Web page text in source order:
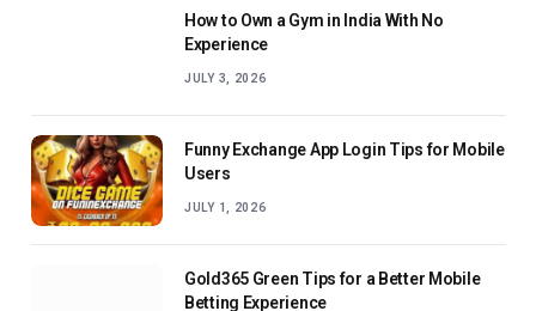
How to Own a Gym in India With No
Experience
JULY 3, 2026
Funny Exchange App Login Tips for Mobile
Users
JULY 1, 2026
Gold365 Green Tips for a Better Mobile
Betting Experience